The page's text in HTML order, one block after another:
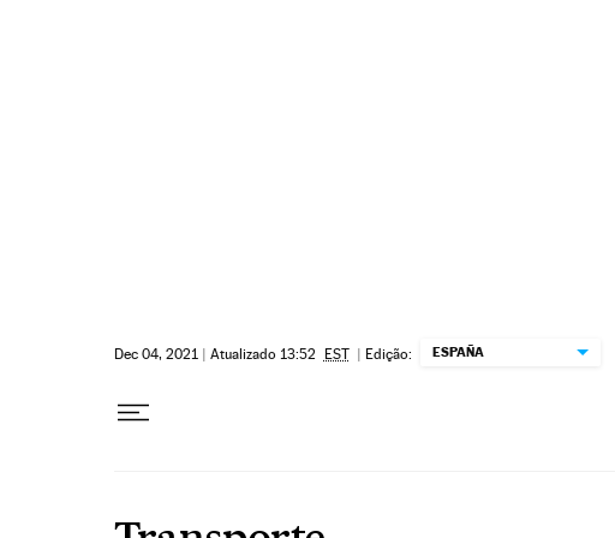
Dec 04, 2021 | Atualizado 13:52 EST | Edição: ESPAÑA